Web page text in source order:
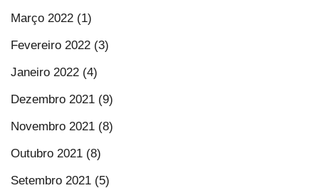
Março 2022 (1)
Fevereiro 2022 (3)
Janeiro 2022 (4)
Dezembro 2021 (9)
Novembro 2021 (8)
Outubro 2021 (8)
Setembro 2021 (5)